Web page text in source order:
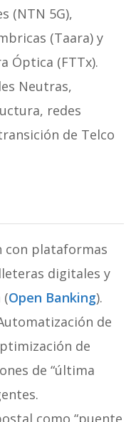
(NTN 5G),
(Taara) y
Óptica (FTTx).
Neutras,
redes
de Telco
con plataformas
digitales y
(Open Banking).
de
de
de “última